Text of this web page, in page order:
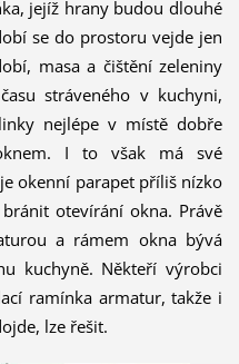
jejíž hrany budou dlouhé
se do prostoru vejde jen
masa a čištění zeleniny
stráveného v kuchyni,
nejlépe v místě dobře
I to však má své
okenní parapet příliš nízko
otevírání okna. Právě
a rámem okna bývá
kuchyně. Někteří výrobci
ramínka armatur, takže i
lze řešit.